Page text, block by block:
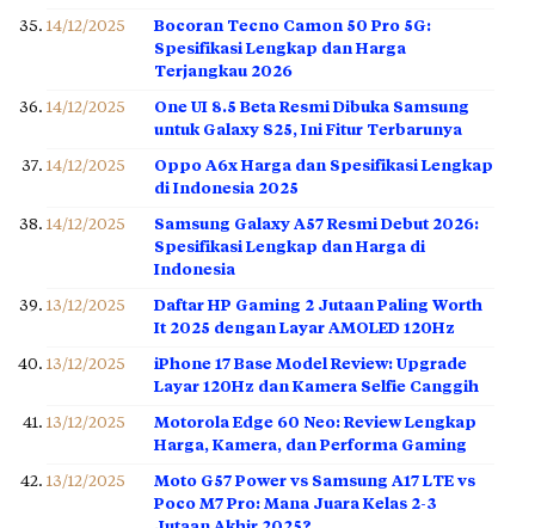
14/12/2025
Bocoran Tecno Camon 50 Pro 5G:
Spesifikasi Lengkap dan Harga
Terjangkau 2026
14/12/2025
One UI 8.5 Beta Resmi Dibuka Samsung
untuk Galaxy S25, Ini Fitur Terbarunya
14/12/2025
Oppo A6x Harga dan Spesifikasi Lengkap
di Indonesia 2025
14/12/2025
Samsung Galaxy A57 Resmi Debut 2026:
Spesifikasi Lengkap dan Harga di
Indonesia
13/12/2025
Daftar HP Gaming 2 Jutaan Paling Worth
It 2025 dengan Layar AMOLED 120Hz
13/12/2025
iPhone 17 Base Model Review: Upgrade
Layar 120Hz dan Kamera Selfie Canggih
13/12/2025
Motorola Edge 60 Neo: Review Lengkap
Harga, Kamera, dan Performa Gaming
13/12/2025
Moto G57 Power vs Samsung A17 LTE vs
Poco M7 Pro: Mana Juara Kelas 2-3